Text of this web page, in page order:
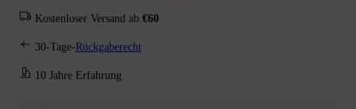
Kostenloser Versand ab €60
30-Tage- Rückgaberecht
10 Jahre Erfahrung